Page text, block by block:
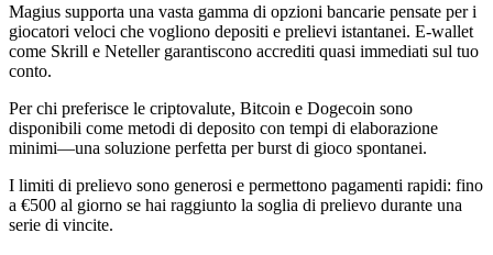
Magius supporta una vasta gamma di opzioni bancarie pensate per i
giocatori veloci che vogliono depositi e prelievi istantanei. E-wallet
come Skrill e Neteller garantiscono accrediti quasi immediati sul tuo
conto.
Per chi preferisce le criptovalute, Bitcoin e Dogecoin sono
disponibili come metodi di deposito con tempi di elaborazione
minimi—una soluzione perfetta per burst di gioco spontanei.
I limiti di prelievo sono generosi e permettono pagamenti rapidi: fino
a €500 al giorno se hai raggiunto la soglia di prelievo durante una
serie di vincite.